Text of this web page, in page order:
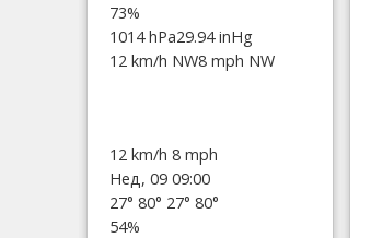
73%
1014 hPa29.94 inHg
12 km/h NW8 mph NW
12 km/h 8 mph
Нед, 09 09:00
27° 80° 27° 80°
54%